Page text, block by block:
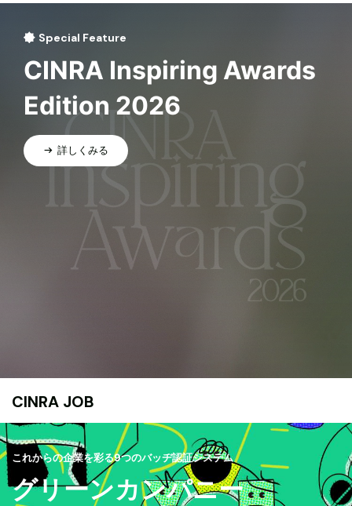
Special Feature
CINRA Inspiring Awards
Edition 2026
詳しくみる
CINRA JOB
これからの企業を彩る9つのバッヂ認証システム
グリーンカンパニー